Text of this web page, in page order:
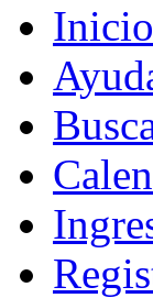
Inicio